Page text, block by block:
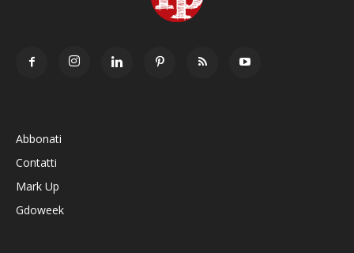
Abbonati
Contatti
Mark Up
Gdoweek